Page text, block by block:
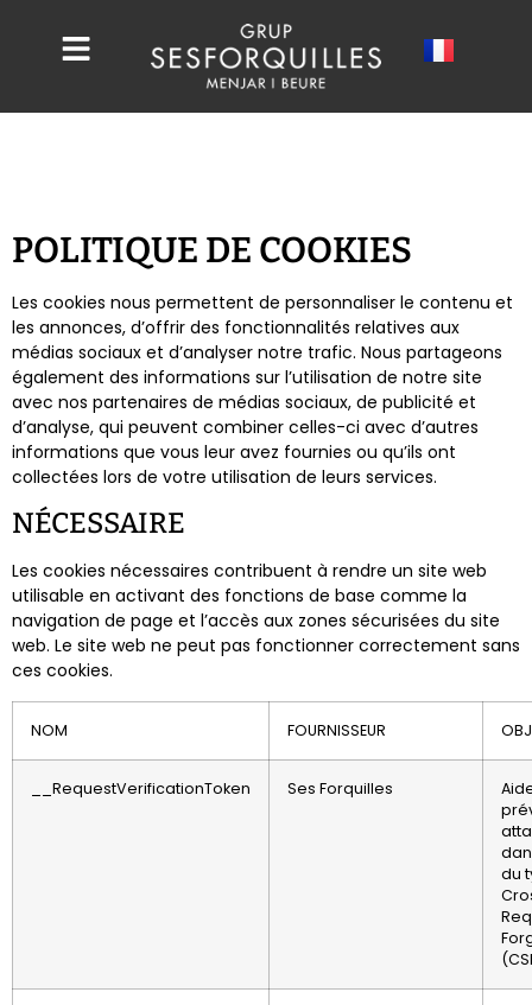
POLITIQUE DE COOKIES
Les cookies nous permettent de personnaliser le contenu et
les annonces, d’offrir des fonctionnalités relatives aux
médias sociaux et d’analyser notre trafic. Nous partageons
également des informations sur l’utilisation de notre site
avec nos partenaires de médias sociaux, de publicité et
d’analyse, qui peuvent combiner celles-ci avec d’autres
informations que vous leur avez fournies ou qu’ils ont
collectées lors de votre utilisation de leurs services.
NÉCESSAIRE
Les cookies nécessaires contribuent à rendre un site web
utilisable en activant des fonctions de base comme la
navigation de page et l’accès aux zones sécurisées du site
web. Le site web ne peut pas fonctionner correctement sans
ces cookies.
NOM FOURNISSEUR
__RequestVerificationToken Ses Forquilles
du